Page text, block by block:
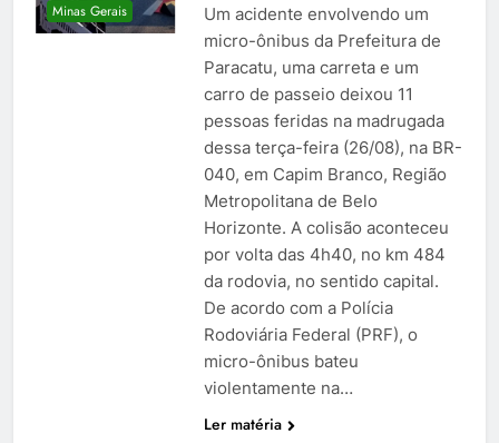
Minas Gerais
Um acidente envolvendo um
micro-ônibus da Prefeitura de
Paracatu, uma carreta e um
carro de passeio deixou 11
pessoas feridas na madrugada
dessa terça-feira (26/08), na BR-
040, em Capim Branco, Região
Metropolitana de Belo
Horizonte. A colisão aconteceu
por volta das 4h40, no km 484
da rodovia, no sentido capital.
De acordo com a Polícia
Rodoviária Federal (PRF), o
micro-ônibus bateu
violentamente na…
Ler matéria